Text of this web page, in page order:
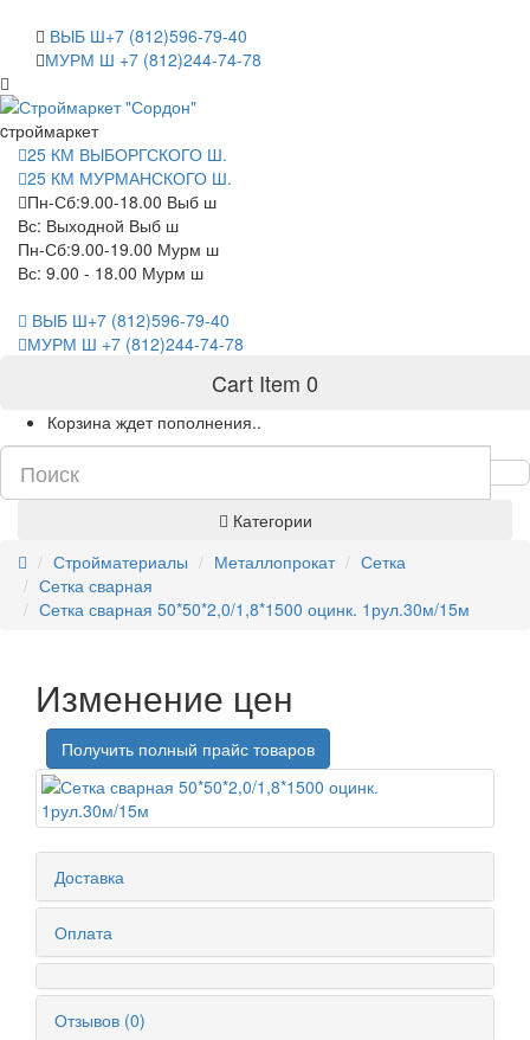
ВЫБ Ш+7 (812)596-79-40
МУРМ Ш +7 (812)244-74-78
cтроймаркет
25 КМ ВЫБОРГСКОГО Ш.
25 КМ МУРМАНСКОГО Ш.
Пн-Сб:9.00-18.00 Выб ш
Вс: Выходной Выб ш
Пн-Сб:9.00-19.00 Мурм ш
Вс: 9.00 - 18.00 Мурм ш
ВЫБ Ш+7 (812)596-79-40
МУРМ Ш +7 (812)244-74-78
Cart Item 0
Корзина ждет пополнения..
Категории
Стройматериалы
Металлопрокат
Сетка
Сетка сварная
Сетка сварная 50*50*2,0/1,8*1500 оцинк. 1рул.30м/15м
Изменение цен
Получить полный прайс товаров
Доставка
Оплата
Отзывов (0)